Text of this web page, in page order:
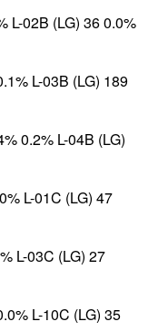
L-02B (LG) 36 0.0%
L-03B (LG) 189
0.2% L-04B (LG)
L-01C (LG) 47
L-03C (LG) 27
L-10C (LG) 35